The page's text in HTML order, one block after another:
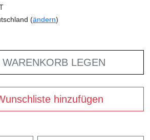
(ändern)
WARENKORB LEGEN
hinzufügen